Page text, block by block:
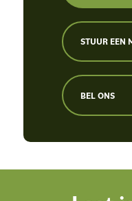
STUUR EEN
BEL ONS